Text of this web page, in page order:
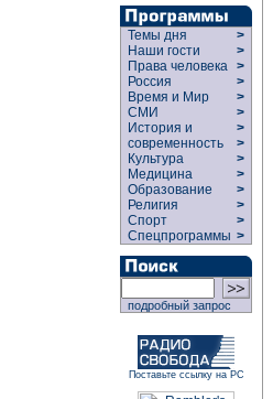
Темы дня
>
Наши гости
>
Права человека >
Россия
>
Время и Мир
>
СМИ
>
История и
современность
>
>
Культура
>
Медицина
>
Образование
>
Религия
>
Спорт
>
Спецпрограммы >
подробный запрос
Поставьте ссылку на РС